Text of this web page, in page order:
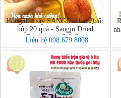
Hồng dẻo sấy SANGJU Hàn Quốc
hộp 20 quả - Sangju Dried
Persimmon Gift Set
Liên hệ 098.679.8008